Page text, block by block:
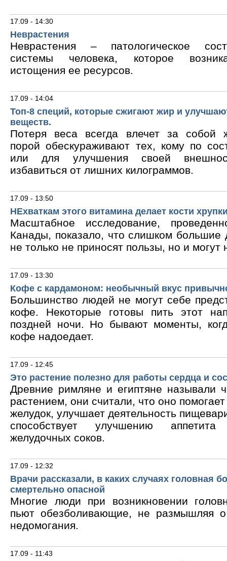
17.09 - 14:30
Неврастения
Неврастения – патологическое
системы человека, которое
истощения ее ресурсов.
17.09 - 14:04
Топ-8 специй, которые сжигают жир и
веществ.
Потеря веса всегда влечет за собой
порой обескураживают тех, кому по
или для улучшения своей
избавиться от лишних килограммов.
17.09 - 13:50
НЕхваткам этого витамина делает кости
Масштабное исследование,
Канады, показало, что слишком большие
не только не приносят пользы, но и могут
17.09 - 13:30
Кофе с кардамоном: необычный вкус
Большинство людей не могут себе
кофе. Некоторые готовы пить этот
поздней ночи. Но бывают моменты,
кофе надоедает.
17.09 - 12:45
Это растение полезно для работы сердца и
Древние римляне и египтяне называли
растением, они считали, что оно
желудок, улучшает деятельность
способствует улучшению
желудочных соков.
17.09 - 12:32
Врачи рассказали, в каких случаях головная
смертельно опасной
Многие люди при возникновении
пьют обезболивающие, не размышляя о
недомогания.
17.09 - 11:43